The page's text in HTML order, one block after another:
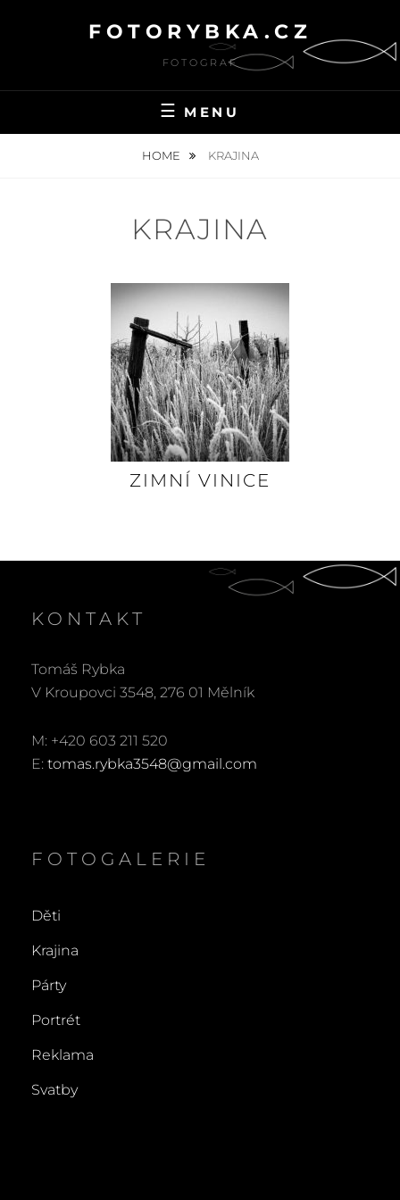
FOTORYBKA.CZ
FOTOGRAF
MENU
HOME KRAJINA
KRAJINA
ZIMNÍ VINICE
KONTAKT
Tomáš Rybka
V Kroupovci 3548, 276 01 Mělník
M: +420 603 211 520
E: tomas.rybka3548@gmail.com
FOTOGALERIE
Děti
Krajina
Párty
Portrét
Reklama
Svatby